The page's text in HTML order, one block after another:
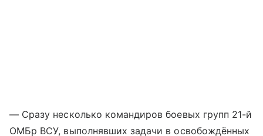
— Сразу несколько командиров боевых групп 21-й
ОМБр ВСУ, выполнявших задачи в освобождённых